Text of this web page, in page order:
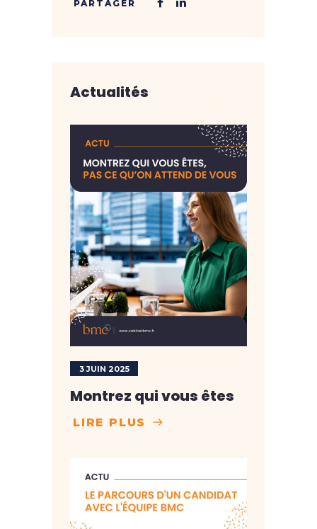
Actualités
3 JUIN 2025
Montrez qui vous êtes
LIRE PLUS